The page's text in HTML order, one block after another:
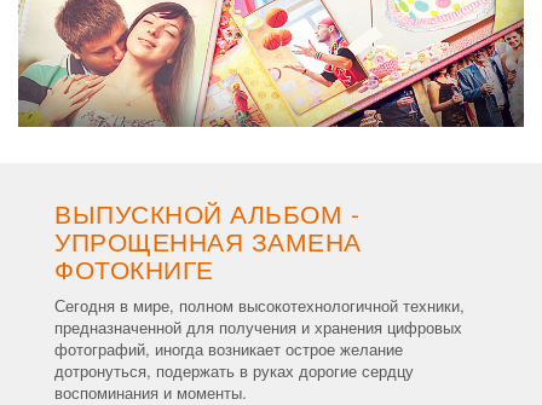
ВЫПУСКНОЙ АЛЬБОМ -
УПРОЩЕННАЯ ЗАМЕНА
ФОТОКНИГЕ
Сегодня в мире, полном высокотехнологичной техники,
предназначенной для получения и хранения цифровых
фотографий, иногда возникает острое желание
дотронуться, подержать в руках дорогие сердцу
воспоминания и моменты.